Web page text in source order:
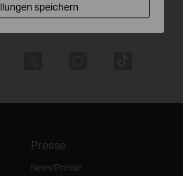
Presse
News/Presse
speichern